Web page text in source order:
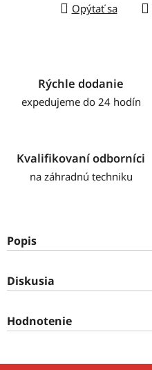
Opýtať sa
Rýchle dodanie
expedujeme do 24 hodín
Kvalifikovaní odborníci
na záhradnú techniku
Popis
Diskusia
Hodnotenie